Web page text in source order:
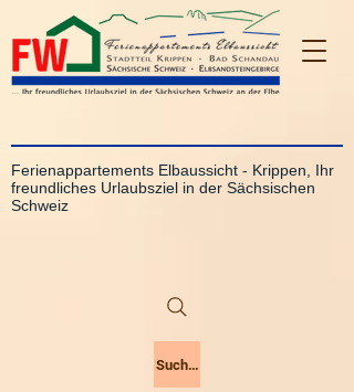
Ferienappartements Elbaussicht - Krippen, Ihr
freundliches Urlaubsziel in der Sächsischen
Schweiz
Suchen